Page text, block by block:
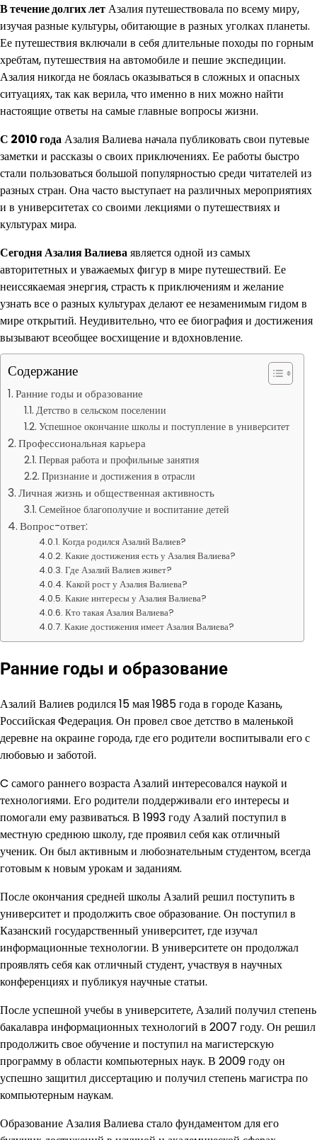
В течение долгих летАзалия путешествовала по всему миру,
изучая разные культуры, обитающие в разных уголках планеты.
Ее путешествия включали в себя длительные походы по горным
хребтам, путешествия на автомобиле и пешие экспедиции.
Азалия никогда не боялась оказываться в сложных и опасных
ситуациях, так как верила, что именно в них можно найти
настоящие ответы на самые главные вопросы жизни.
С 2010 годаАзалия Валиева начала публиковать свои путевые
заметки и рассказы о своих приключениях. Ее работы быстро
стали пользоваться большой популярностью среди читателей из
разных стран. Она часто выступает на различных мероприятиях
и в университетах со своими лекциями о путешествиях и
культурах мира.
Сегодня Азалия Валиеваявляется одной из самых
авторитетных и уважаемых фигур в мире путешествий. Ее
неиссякаемая энергия, страсть к приключениям и желание
узнать все о разных культурах делают ее незаменимым гидом в
мире открытий. Неудивительно, что ее биография и достижения
вызывают всеобщее восхищение и вдохновление.
Содержание
Ранние годы и образование
Детство в сельском поселении
Успешное окончание школы и поступление в университет
Профессиональная карьера
Первая работа и профильные занятия
Признание и достижения в отрасли
Личная жизнь и общественная активность
Семейное благополучие и воспитание детей
Вопрос-ответ:
Когда родился Азалий Валиев?
Какие достижения есть у Азалия Валиева?
Где Азалий Валиев живет?
Какой рост у Азалия Валиева?
Какие интересы у Азалия Валиева?
Кто такая Азалия Валиева?
Какие достижения имеет Азалия Валиева?
Ранние годы и образование
Азалий Валиев родился 15 мая 1985 года в городе Казань,
Российская Федерация. Он провел свое детство в маленькой
деревне на окраине города, где его родители воспитывали его с
любовью и заботой.
C самого раннего возраста Азалий интересовался наукой и
технологиями. Его родители поддерживали его интересы и
помогали ему развиваться. В 1993 году Азалий поступил в
местную среднюю школу, где проявил себя как отличный
ученик. Он был активным и любознательным студентом, всегда
готовым к новым урокам и заданиям.
После окончания средней школы Азалий решил поступить в
университет и продолжить свое образование. Он поступил в
Казанский государственный университет, где изучал
информационные технологии. В университете он продолжал
проявлять себя как отличный студент, участвуя в научных
конференциях и публикуя научные статьи.
После успешной учебы в университете, Азалий получил степень
бакалавра информационных технологий в 2007 году. Он решил
продолжить свое обучение и поступил на магистерскую
программу в области компьютерных наук. В 2009 году он
успешно защитил диссертацию и получил степень магистра по
компьютерным наукам.
Образование Азалия Валиева стало фундаментом для его